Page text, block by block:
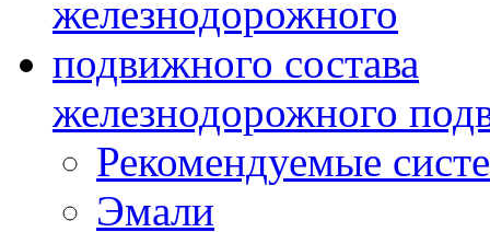
железнодорожного
Рекомендуемые
Эмали